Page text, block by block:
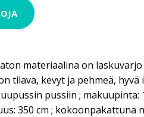
materiaalina on laskuvarjo
tilava, kevyt ja pehmeä, hyvä
pussiin ; makuupinta:
350 cm ; kokoonpakattuna